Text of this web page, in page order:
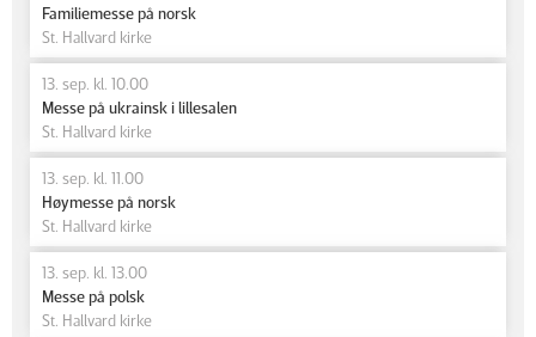
Familiemesse på norsk
St. Hallvard kirke
13. sep. kl. 10.00
Messe på ukrainsk i lillesalen
St. Hallvard kirke
13. sep. kl. 11.00
Høymesse på norsk
St. Hallvard kirke
13. sep. kl. 13.00
Messe på polsk
St. Hallvard kirke